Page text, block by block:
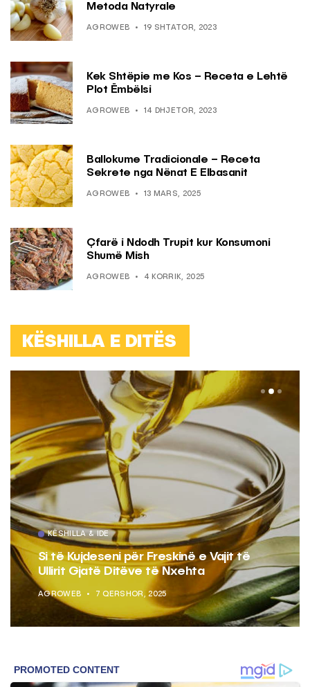
Metoda Natyrale
AGROWEB 19 SHTATOR, 2023
Kek Shtëpie me Kos – Receta e Lehtë
Plot Ëmbëlsi
AGROWEB 14 DHJETOR, 2023
Ballokume Tradicionale – Receta
Sekrete nga Nënat E Elbasanit
AGROWEB 13 MARS, 2025
Çfarë i Ndodh Trupit kur Konsumoni
Shumë Mish
AGROWEB 4 KORRIK, 2025
KËSHILLA E DITËS
KËSHILLA & IDE
Si të Kujdeseni për Freskinë e Vajit të
Ullirit Gjatë Ditëve të Nxehta
AGROWEB 7 QERSHOR, 2025